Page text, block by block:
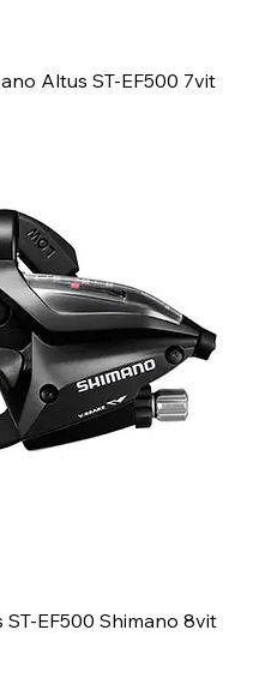
Altus ST-EF500 7vit
EF500 Shimano 8vit